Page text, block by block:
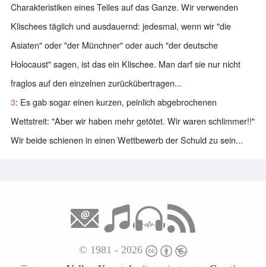
Charakteristiken eines Teiles auf das Ganze. Wir verwenden
Klischees täglich und ausdauernd: jedesmal, wenn wir "die
Asiaten" oder "der Münchner" oder auch "der deutsche
Holocaust" sagen, ist das ein Klischee. Man darf sie nur nicht
fraglos auf den einzelnen zurückübertragen...
3: Es gab sogar einen kurzen, peinlich abgebrochenen
Wettstreit: "Aber wir haben mehr getötet. Wir waren schlimmer!!"
Wir beide schienen in einen Wettbewerb der Schuld zu sein...
© 1981 - 2026